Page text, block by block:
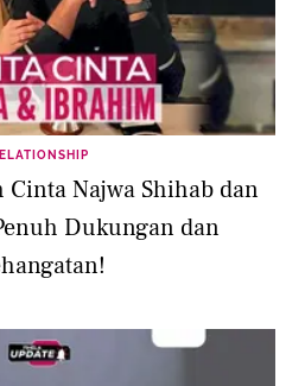
Cinta Najwa Shihab dan
Dukungan dan